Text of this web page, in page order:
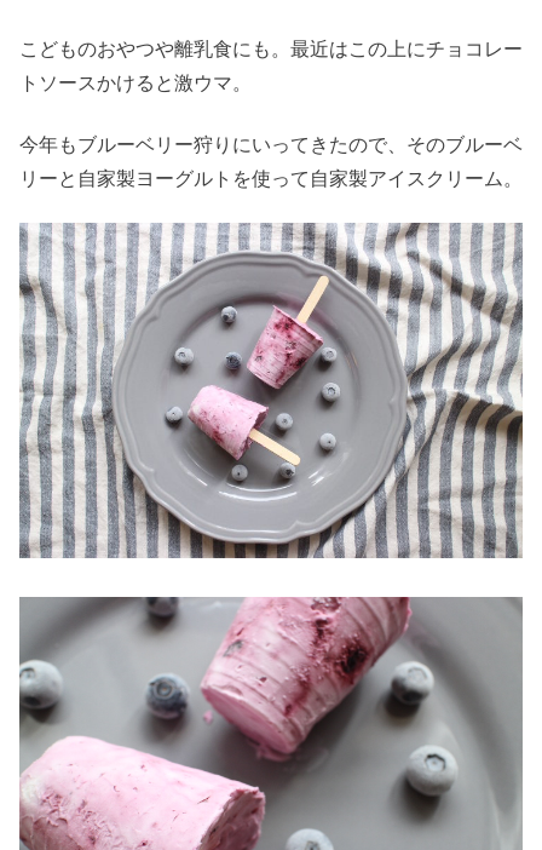
こどものおやつや離乳食にも。最近はこの上にチョコレー
トソースかけると激ウマ。
今年もブルーベリー狩りにいってきたので、そのブルーベ
リーと自家製ヨーグルトを使って自家製アイスクリーム。